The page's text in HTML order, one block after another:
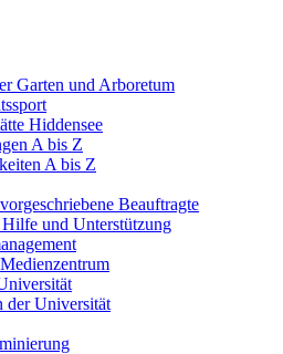
Garten und Arboretum
Hiddensee
A bis Z
A bis Z
Beauftragte
und Unterstützung
der Universität